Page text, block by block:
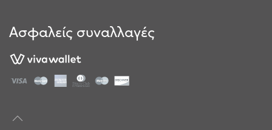
Ασφαλείς συναλλαγές